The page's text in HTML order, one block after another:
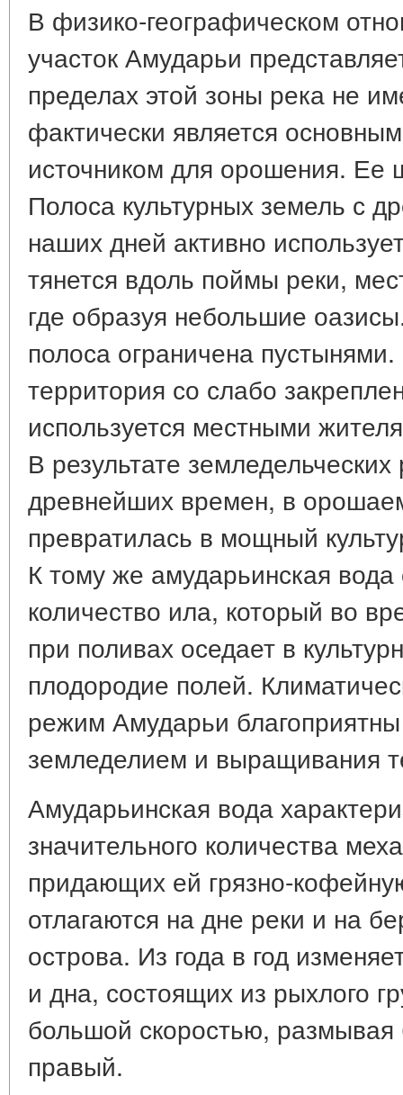
В физико-географическом
участок Амударьи
пределах этой зоны река не
фактически является
источником для орошения. Ее
Полоса культурных земель с
наших дней активно
тянется вдоль поймы реки,
где образуя небольшие
полоса ограничена
территория со слабо
используется местными
В результате
древнейших времен, в
превратилась в мощный
К тому же амударьинская
количество ила, который во
при поливах оседает в
плодородие полей.
режим Амударьи
земледелием и выращивания
Амударьинская вода
значительного количества
придающих ей грязно-
отлагаются на дне реки и на
острова. Из года в год
и дна, состоящих из рыхлого
большой скоростью,
правый.